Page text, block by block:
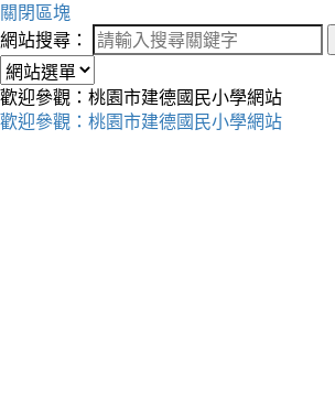
關閉區塊
網站搜尋：
歡迎參觀：桃園市建德國民小學網站
歡迎參觀：桃園市建德國民小學網站